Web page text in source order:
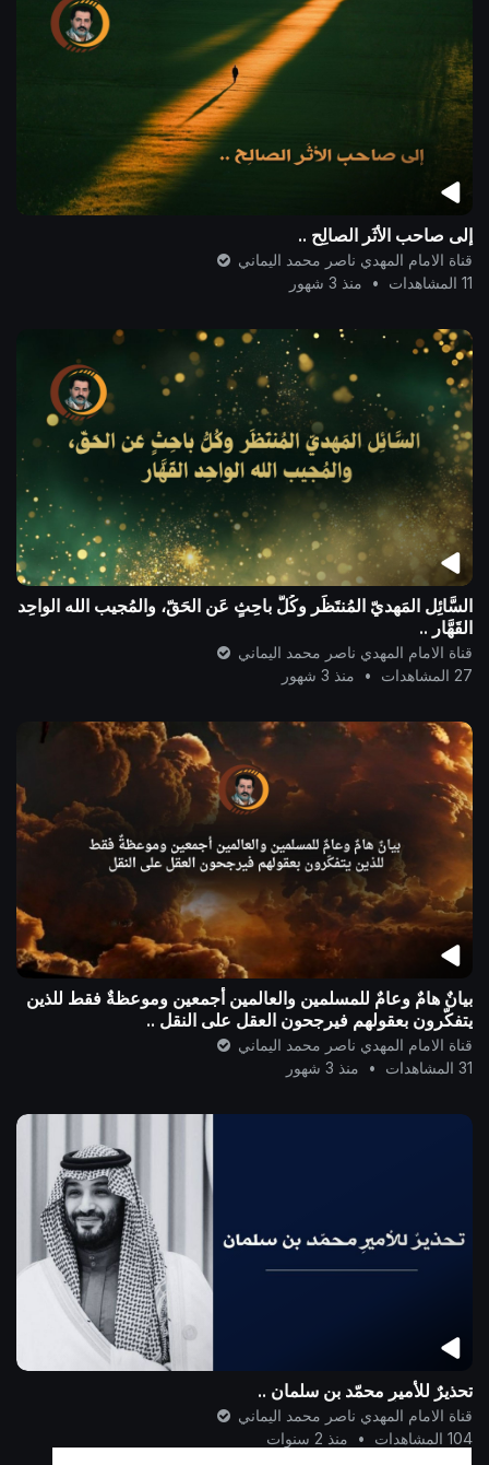
إلى صاحب الأثَر الصالِح ..
قناة الامام المهدي ناصر محمد اليماني
11 المشاهدات
• منذ 3 شهور
السَّائِل المَهديّ المُنتَظَر وكُلُّ باحِثٍ عَن الحَقّ، والمُجيب الله الواحِد
القَهَّار ..
قناة الامام المهدي ناصر محمد اليماني
27 المشاهدات
• منذ 3 شهور
بيانٌ هامٌ وعامٌ للمسلمين والعالمين أجمعين وموعظةٌ فقط للذين
يتفكّرون بعقولهم فيرجحون العقل على النقل ..
قناة الامام المهدي ناصر محمد اليماني
31 المشاهدات
• منذ 3 شهور
تحذيرٌ للأميرِ محمّد بن سلمان ..
قناة الامام المهدي ناصر محمد اليماني
104 المشاهدات
• منذ 2 سنوات